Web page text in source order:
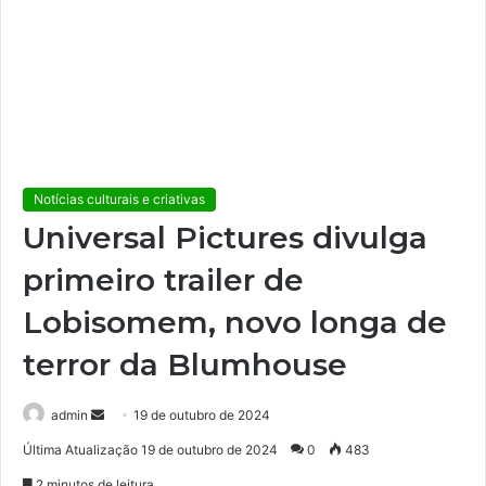
Notícias culturais e criativas
Universal Pictures divulga
primeiro trailer de
Lobisomem, novo longa de
terror da Blumhouse
admin 19 de outubro de 2024
Última Atualização 19 de outubro de 2024 0 483